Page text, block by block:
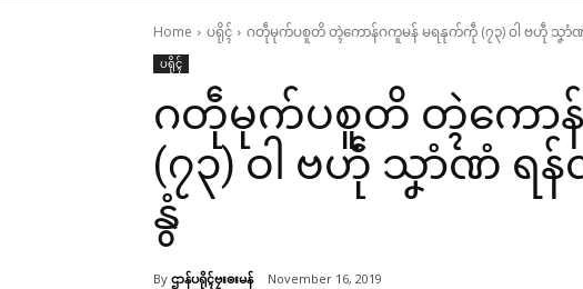
Home ပရိုၚ် ဂတဵုမုက်ပစူတိ တ္ၚဲကောန်ဂကူမန် မရနုက်ကဵု (၇၃) ဝါ ဗဟဵု သၞ
ပရိုၚ်
ဂတဵုမုက်ပစူတိ တ္ၚဲကော
(၇၃) ဝါ ဗဟဵု သၞာံဏံ ရ
နွံ
By ဌာန်ပရိုၚ်ဗၠးၜးမန် November 16, 2019